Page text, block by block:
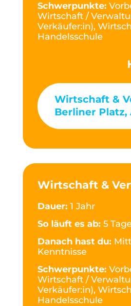
Schwerpunkte:
Wirtschaft /
Verkäufer:in),
Handelsschule
Wirtschaft &
Berliner Platz,
Wirtschaft &
Dauer: 1 Jahr
So läuft es ab: 5
Danach hast du:
Kenntnisse
Schwerpunkte:
Wirtschaft /
Verkäufer:in),
Handelsschule